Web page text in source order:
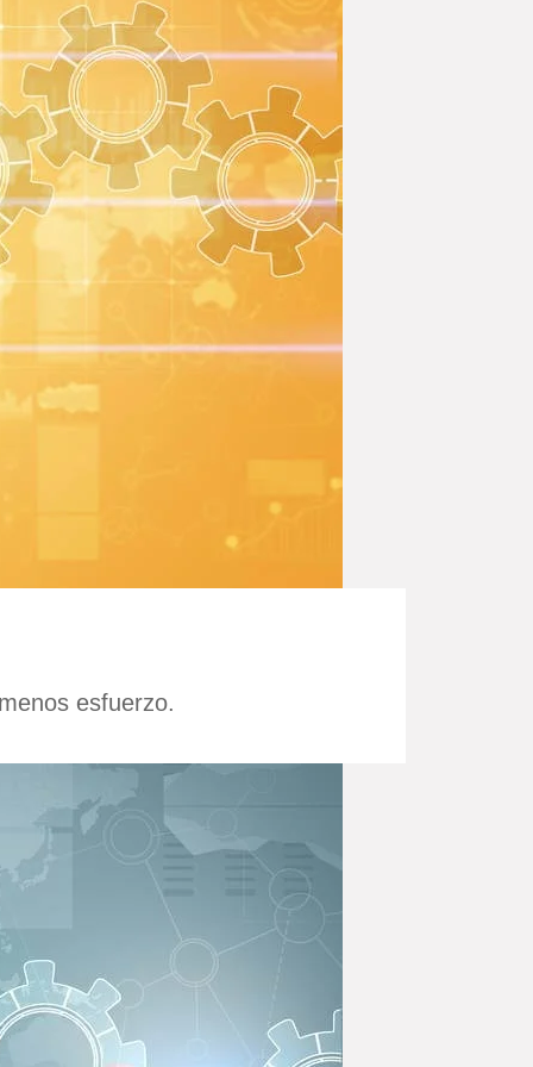
esfuerzo.